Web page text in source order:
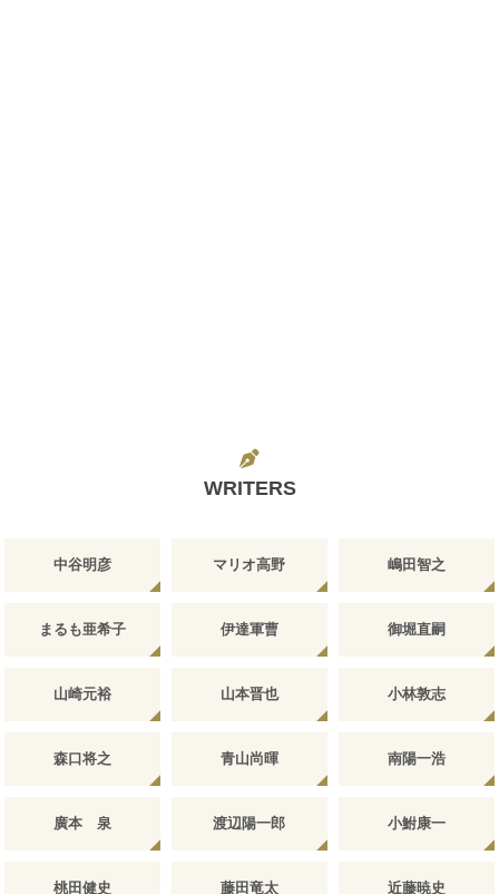
WRITERS
中谷明彦 マリオ高野 嶋田智之
まるも亜希子 伊達軍曹 御堀直嗣
山崎元裕 山本晋也 小林敦志
森口将之 青山尚暉 南陽一浩
廣本 泉 渡辺陽一郎 小鮒康一
桃田健史 藤田竜太 近藤暁史